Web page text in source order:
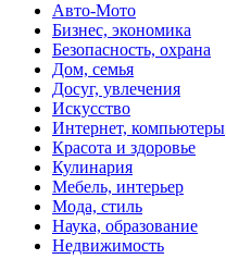
Авто-Мото
Бизнес, экономика
Безопасность, охрана
Дом, семья
Досуг, увлечения
Искусство
Интернет, компьютеры
Красота и здоровье
Кулинария
Мебель, интерьер
Мода, стиль
Наука, образование
Недвижимость